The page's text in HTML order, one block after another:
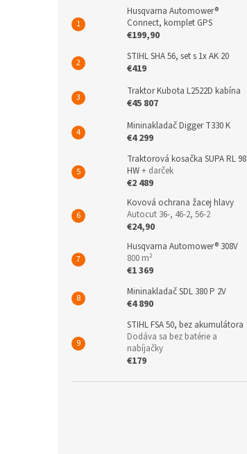
Husqvarna Automower®
Connect, komplet GPS
€199,90
STIHL SHA 56, set s 1x AK 20
€419
Traktor Kubota L2522D kabína
€45 807
Mininakladač Digger T330 K
€4 299
Traktorová kosačka SUPA RL 98
HW+ darček
€2 489
Kovová ochrana žacej hlavy
Autocut 36-, 46-2, 56-2
€24,90
Husqvarna Automower® 308V
800 m²
€1 369
Mininakladač SDL 380 P 2V
€4 890
STIHL FSA 50, bez akumulátora
Dodáva sa bez batérie a
nabíjačky
€179